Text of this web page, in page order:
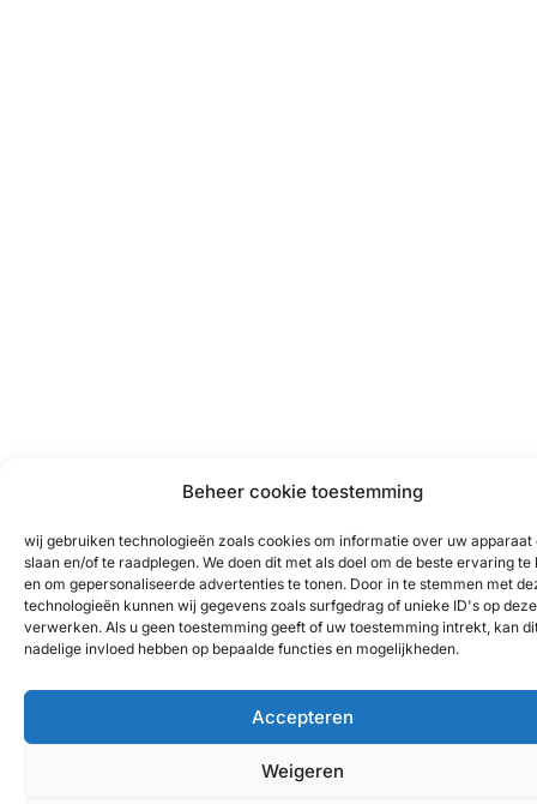
Beheer cookie toestemming
wij gebruiken technologieën zoals cookies om informatie over uw apparaat
slaan en/of te raadplegen. We doen dit met als doel om de beste ervaring te
en om gepersonaliseerde advertenties te tonen. Door in te stemmen met
technologieën kunnen wij gegevens zoals surfgedrag of unieke ID's op
verwerken. Als u geen toestemming geeft of uw toestemming intrekt, kan
nadelige invloed hebben op bepaalde functies en mogelijkheden.
Accepteren
Weigeren